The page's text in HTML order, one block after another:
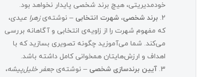
خودمدیریتی، هیچ برند شخصی پایدار نخواهد بود.
برند شخصی، شهرت انتخابی – نوشته‌یزهرا عیدی،
که مفهوم شهرت را از زاویه‌ی انتخابی و آگاهانه بررسی
می‌کند. شما می‌آموزید چگونه تصویری بسازید که با
اهداف و ارزش‌هایتان همخوانی کامل داشته باشد.
آیین برندسازی شخصی – نوشته‌ی جعفر خلیل‌پیشه،